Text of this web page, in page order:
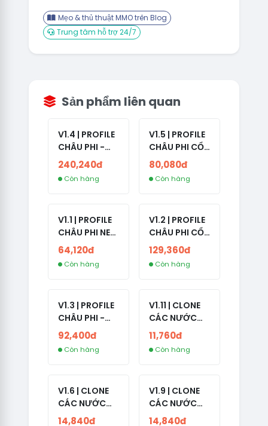
Mẹo & thủ thuật MMO trên Blog
Trung tâm hỗ trợ 24/7
Sản phẩm liên quan
V1.4 | PROFILE
CHÂU PHI -
ETHIOPIA CỔ -
NO 2FA -
RANDOM BẠN
240,240đ
Còn hàng
V1.5 | PROFILE
CHÂU PHI CỔ
- NO 2FA -
LẪN 2024 -
LIVE ADS
80,080đ
Còn hàng
V1.1 | PROFILE
CHÂU PHI NEW
- NO 2FA - ĐA
SỐ BẠN BÈ
CAO
64,120đ
Còn hàng
V1.2 | PROFILE
CHÂU PHI CỔ
- NO 2FA -
LIVE ADS -
NĂM TẠO
129,360đ
Còn hàng
V1.3 | PROFILE
CHÂU PHI -
NO 2FA - LIVE
ADS
92,400đ
Còn hàng
V1.11 | CLONE
CÁC NƯỚC
CÓ 2FA -
INDIA - HÀNG
1 HOTMAIL
11,760đ
Còn hàng
V1.6 | CLONE
CÁC NƯỚC
CÓ 2FA -
14,840đ
V1.9 | CLONE
CÁC NƯỚC
CÓ 2FA -
14,840đ